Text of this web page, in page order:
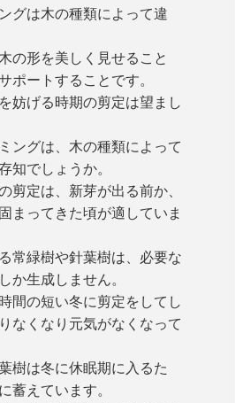
グは木の種類によって違
の形を美しく見せること
ポートすることです。
妨げる時期の剪定は望まし
ングは、木の種類によって
知でしょうか。
剪定は、新芽が出る前か、
まってきた頃が適していま
常緑樹や針葉樹は、必要な
か生成しません。
間の短い冬に剪定をしてし
なくなり元気がなくなって
樹は冬に休眠期に入るた
蓄えています。